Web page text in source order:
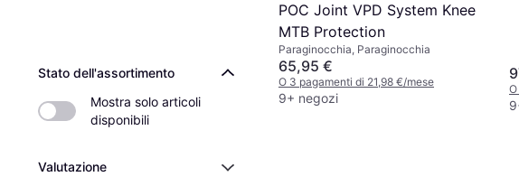
Stato dell'assortimento
Mostra solo articoli
disponibili
Valutazione
POC Joint VPD System Knee
MTB Protection
Paraginocchia, Paraginocchia
65,95 €
O 3 pagamenti di 21,98 €/mese
9+ negozi